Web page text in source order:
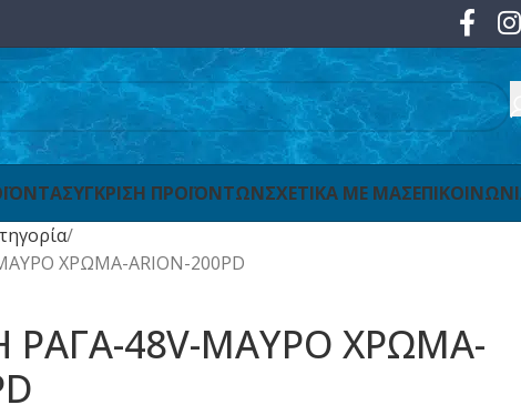
ΣΥΓΚΡΙΣΗ ΠΡΟΪΟΝΤΩΝΣΧΕΤΙΚΑ ΜΕ ΜΑΣ
ΧΡΩΜΑ-ARION-200PD
ΡΑΓΑ-48V-ΜΑΥΡΟ ΧΡΩΜΑ-